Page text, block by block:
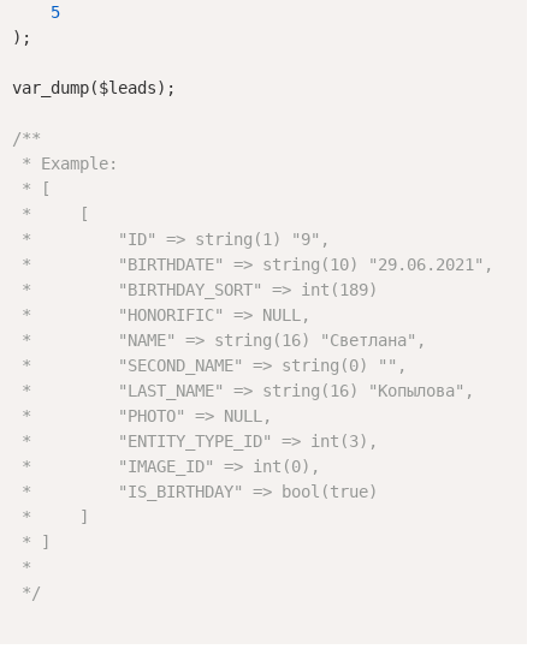
5
);
var_dump($leads);
/**
* Example:
* [
*     [
*         "ID" => string(1) "9",
*         "BIRTHDATE" => string(10) "29.06.2021",
*         "BIRTHDAY_SORT" => int(189)
*         "HONORIFIC" => NULL,
*         "NAME" => string(16) "Светлана",
*         "SECOND_NAME" => string(0) "",
*         "LAST_NAME" => string(16) "Копылова",
*         "PHOTO" => NULL,
*         "ENTITY_TYPE_ID" => int(3),
*         "IMAGE_ID" => int(0),
*         "IS_BIRTHDAY" => bool(true)
*     ]
* ]
*
*/